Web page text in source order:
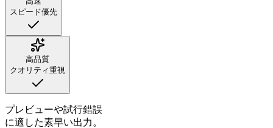
スピード優先
高品質
クオリティ重視
プレビューや試行錯誤
に適した素早い出力。